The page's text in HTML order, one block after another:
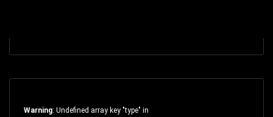
Warning: Undefined array key "type" in